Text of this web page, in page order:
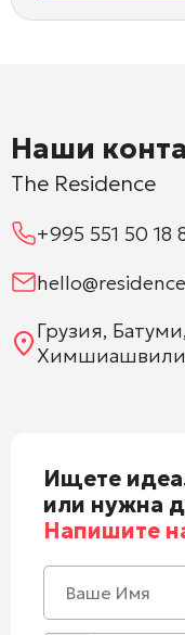
Наши
The Residence
+995 551 50 18
Грузия,
Ищете
или нужна
Напишите